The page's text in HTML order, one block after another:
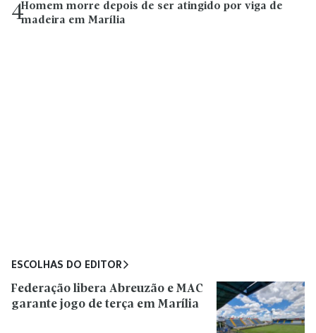
4Homem morre depois de ser atingido por viga de
madeira em Marília
ESCOLHAS DO EDITOR
Federação libera Abreuzão e MAC
garante jogo de terça em Marília